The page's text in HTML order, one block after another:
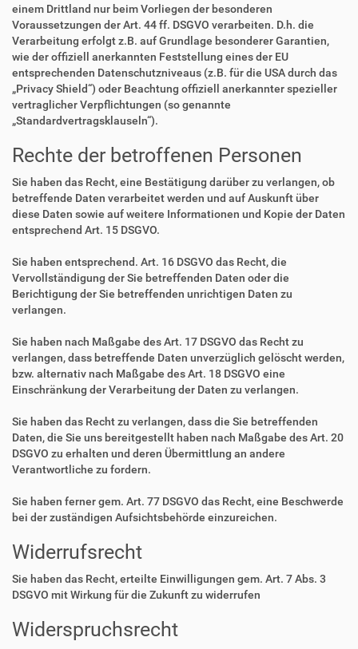
einem Drittland nur beim Vorliegen der besonderen
Voraussetzungen der Art. 44 ff. DSGVO verarbeiten. D.h. die
Verarbeitung erfolgt z.B. auf Grundlage besonderer Garantien,
wie der offiziell anerkannten Feststellung eines der EU
entsprechenden Datenschutzniveaus (z.B. für die USA durch das
„Privacy Shield“) oder Beachtung offiziell anerkannter spezieller
vertraglicher Verpflichtungen (so genannte
„Standardvertragsklauseln“).
Rechte der betroffenen Personen
Sie haben das Recht, eine Bestätigung darüber zu verlangen, ob
betreffende Daten verarbeitet werden und auf Auskunft über
diese Daten sowie auf weitere Informationen und Kopie der Daten
entsprechend Art. 15 DSGVO.
Sie haben entsprechend. Art. 16 DSGVO das Recht, die
Vervollständigung der Sie betreffenden Daten oder die
Berichtigung der Sie betreffenden unrichtigen Daten zu
verlangen.
Sie haben nach Maßgabe des Art. 17 DSGVO das Recht zu
verlangen, dass betreffende Daten unverzüglich gelöscht werden,
bzw. alternativ nach Maßgabe des Art. 18 DSGVO eine
Einschränkung der Verarbeitung der Daten zu verlangen.
Sie haben das Recht zu verlangen, dass die Sie betreffenden
Daten, die Sie uns bereitgestellt haben nach Maßgabe des Art. 20
DSGVO zu erhalten und deren Übermittlung an andere
Verantwortliche zu fordern.
Sie haben ferner gem. Art. 77 DSGVO das Recht, eine Beschwerde
bei der zuständigen Aufsichtsbehörde einzureichen.
Widerrufsrecht
Sie haben das Recht, erteilte Einwilligungen gem. Art. 7 Abs. 3
DSGVO mit Wirkung für die Zukunft zu widerrufen
Widerspruchsrecht